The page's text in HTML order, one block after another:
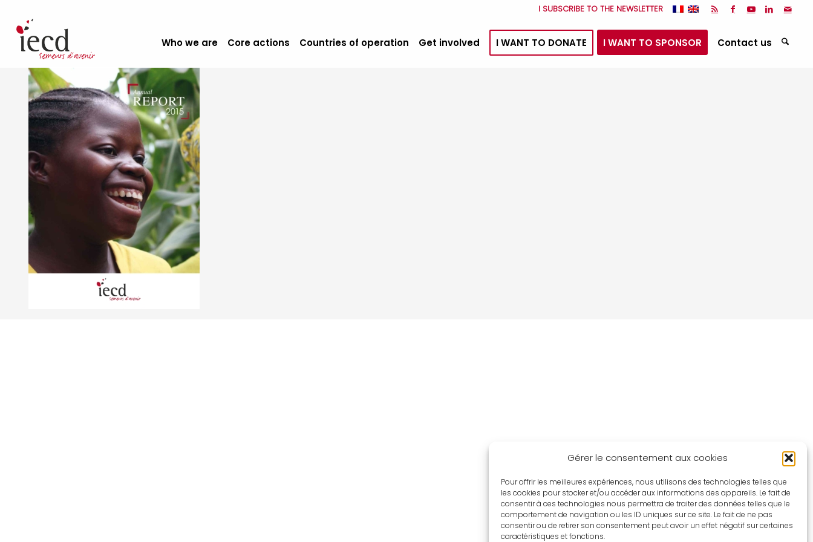
Gérer le consentement aux cookies
Pour offrir les meilleures expériences, nous utilisons des technologies telles que
les cookies pour stocker et/ou accéder aux informations des appareils. Le fait de
consentir à ces technologies nous permettra de traiter des données telles que le
comportement de navigation ou les ID uniques sur ce site. Le fait de ne pas
consentir ou de retirer son consentement peut avoir un effet négatif sur certaines
caractéristiques et fonctions.
I SUBSCRIBE TO THE NEWSLETTER
Who we are Core actions Countries of operation Get involved I WANT TO DONATE I WANT TO SPONSOR Contact us